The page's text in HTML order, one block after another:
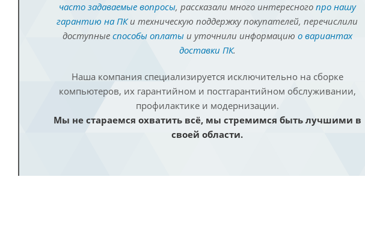
часто задаваемые вопросы, рассказали много интересного про нашу
гарантию на ПКи техническую поддержку покупателей, перечислили
доступные способы оплатыи уточнили информацию о вариантах
доставки ПК.
Наша компания специализируется исключительно на сборке
компьютеров, их гарантийном и постгарантийном обслуживании,
профилактике и модернизации.
Мы не стараемся охватить всё, мы стремимся быть лучшими в
своей области.